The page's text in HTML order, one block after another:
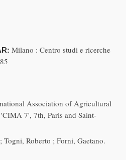
Milano : Centro studi e ricerche
Association of Agricultural
7', 7th, Paris and Saint-
Roberto ; Forni, Gaetano.